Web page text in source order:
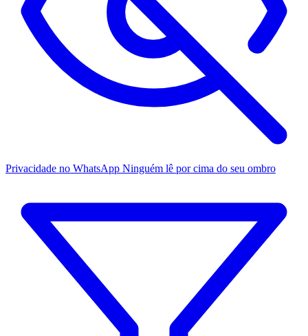
Privacidade no WhatsApp Ninguém lê por cima do seu ombro